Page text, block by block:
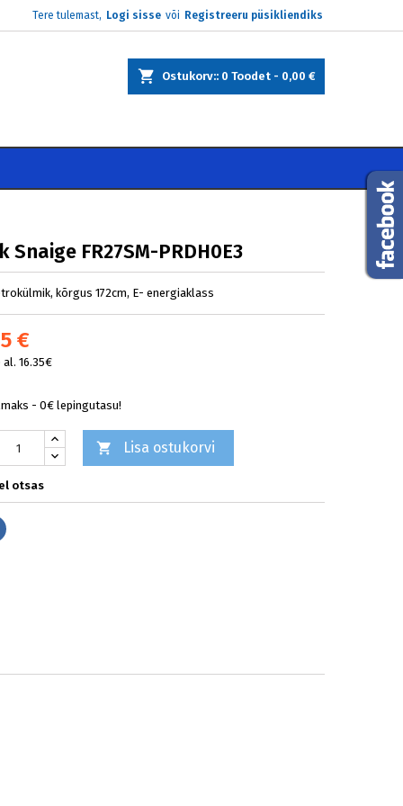
Tere tulemast, Logi sisse või Registreeru püsikliendiks
Ostukorv: 0 Toodet - 0,00 €
Snaige FR27SM-PRDH0E3
kõrgus 172cm, E- energiaklass
€
al. 16.35€
- 0€ lepingutasu!
 Lisa ostukorvi
otsas